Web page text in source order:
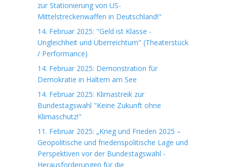
zur Stationierung von US-
Mittelstreckenwaffen in Deutschland!"
14. Februar 2025: "Geld ist Klasse -
Ungleichheit und Überreichtum" (Theaterstück
/ Performance)
14. Februar 2025: Demonstration für
Demokratie in Haltern am See
14. Februar 2025: Klimastreik zur
Bundestagswahl "Keine Zukunft ohne
Klimaschutz!"
11. Februar 2025: „Krieg und Frieden 2025 –
Geopolitische und friedenspolitische Lage und
Perspektiven vor der Bundestagswahl -
Herausforderungen für die